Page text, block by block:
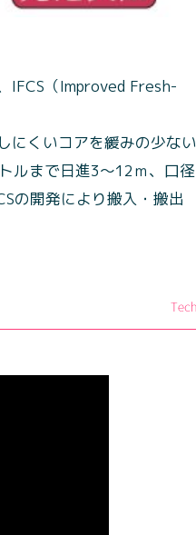
IFCS（Improved Fresh-
にくいコアを緩みの少ない
ルまで日進3～12ｍ、口径
の開発により搬入・搬出